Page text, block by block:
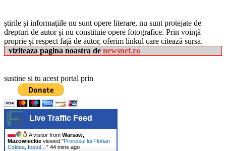
știrile și informațiile nu sunt opere literare, nu sunt protejate de
drepturi de autor și nu constituie opere fotografice. Prin voință
proprie și respect față de autor, oferim linkul care citează sursa.
viziteaza pagina noastra de newsnet.ro
sustine si tu acest portal prin
Live Traffic Feed
A visitor from Warsaw,
Mazowieckie viewed "Procesul lui Florian
Coldea, fostul… " 44 mins ago